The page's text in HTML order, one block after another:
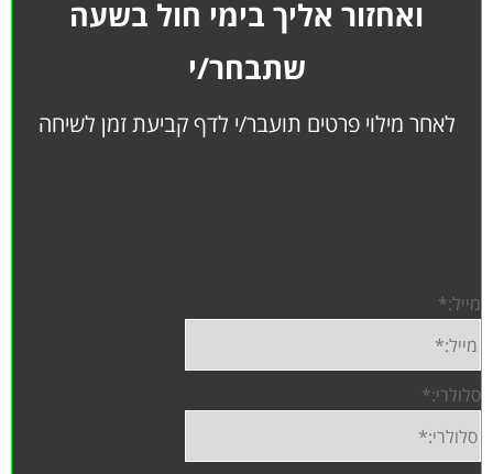
ואחזור אליך בימי חול בשעה
שתבחר/י
לאחר מילוי פרטים תועבר/י לדף קביעת זמן לשיחה
מייל:*
סלולרי:*